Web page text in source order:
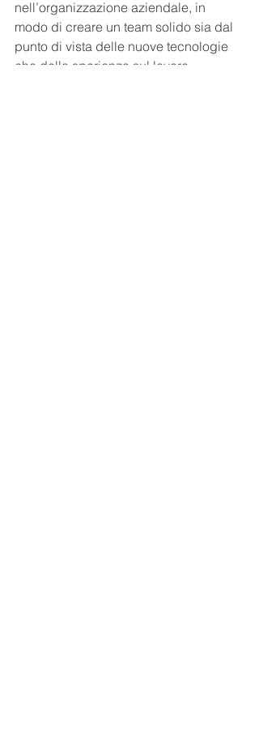
nell’organizzazione aziendale, in
modo di creare un team solido sia dal
punto di vista delle nuove tecnologie
che della sperienza sul lavoro